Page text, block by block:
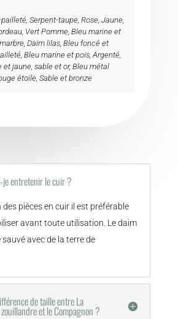
Serpent-taupe, Rose, Jaune,
Vert Pomme, Bleu marine et
Daim lilas, Bleu foncé et
Bleu marine et pois, Argenté,
et jaune, sable et or, Bleu métal
étoile, Sable et bronze
entretenir le cuir ?
des pièces en cuir il est préférable
avant toute utilisation. Le daim
avec de la terre de
de taille entre La
et le Compagnon ?